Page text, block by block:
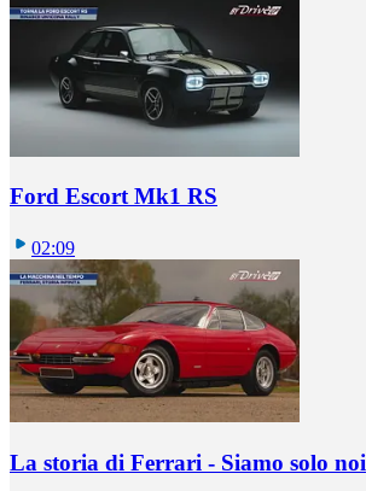
Ford Escort Mk1 RS
02:09
La storia di Ferrari - Siamo solo noi